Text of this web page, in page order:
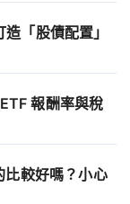
「股債配置」
報酬率與稅
較好嗎？小心